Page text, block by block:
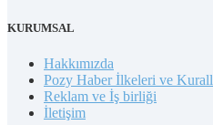
KURUMSAL
Hakkımızda
Pozy Haber İlkeleri ve
Reklam ve İş birliği
İletişim